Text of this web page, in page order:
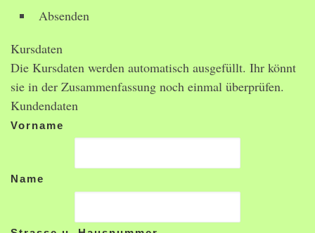
Absenden
Kursdaten
Die Kursdaten werden automatisch ausgefüllt. Ihr könnt
sie in der Zusammenfassung noch einmal überprüfen.
Kundendaten
Vorname
Name